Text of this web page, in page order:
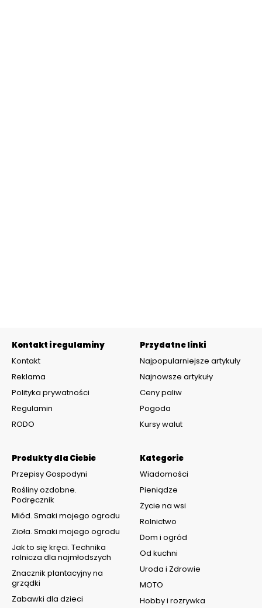
Kontakt i regulaminy
Kontakt
Reklama
Polityka prywatności
Regulamin
RODO
Kategorie
Wiadomości
Pieniądze
Życie na wsi
Rolnictwo
Dom i ogród
Od kuchni
Uroda i Zdrowie
MOTO
Hobby i rozrywka
Produkty dla Ciebie
Przepisy Gospodyni
Rośliny ozdobne.
Podręcznik
Miód. Smaki mojego ogrodu
Zioła. Smaki mojego ogrodu
Jak to się kręci. Technika
rolnicza dla najmłodszych
Znacznik plantacyjny na
grządki
Zabawki dla dzieci
Przydatne linki
Najpopularniejsze artykuły
Najnowsze artykuły
Ceny paliw
Pogoda
Kursy walut